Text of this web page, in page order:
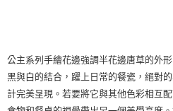
公主系列手繪花邊強調半花邊唐草的外
黑與白的結合，躍上日常的餐瓷，絕對
計完美呈現。若要將它與其他色彩相互